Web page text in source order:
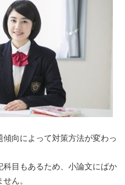
傾向によって対策方法が変わっ
科目もあるため、小論文にばか
ん。